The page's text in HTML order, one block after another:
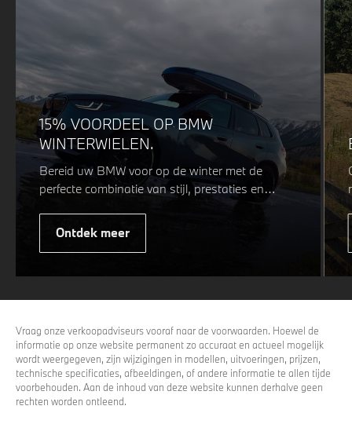
15% VOORDEEL OP BMW
WINTERWIELEN.
Bereid uw BMW voor op de winter met de
perfecte combinatie van stijl, prestaties en
veiligheid. Of u nu kiest voor een sportieve of
elegante look, onze winterwielen zijn
ontworpen om uw rijervaring te optimaliseren,
weersomstandigheden. Profiteer nu van15%
voordeel.
Ontdek meer
Vraag onze verkoopadviseurs vooraf naar de voorwaarden. Hoewel de
informatie op onze website permanent zo accuraat en actueel mogelijk
wordt weergegeven, zijn wijzigingen in modellen, uitvoeringen, prijzen,
technische specificaties, afbeeldingen, of andere informatie te allen tijde
voorbehouden. Aan de inhoud van deze website kunnen derhalve geen
rechten worden ontleend.